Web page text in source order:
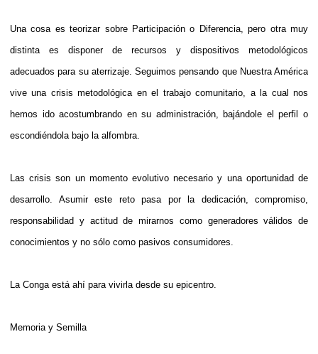
Una cosa es teorizar sobre Participación o Diferencia, pero otra muy
distinta es disponer de recursos y dispositivos metodológicos
adecuados para su aterrizaje. Seguimos pensando que Nuestra América
vive una crisis metodológica en el trabajo comunitario, a la cual nos
hemos ido acostumbrando en su administración, bajándole el perfil o
escondiéndola bajo la alfombra.
Las crisis son un momento evolutivo necesario y una oportunidad de
desarrollo. Asumir este reto pasa por la dedicación, compromiso,
responsabilidad y actitud de mirarnos como generadores válidos de
conocimientos y no sólo como pasivos consumidores.
La Conga está ahí para vivirla desde su epicentro.
Memoria y Semilla